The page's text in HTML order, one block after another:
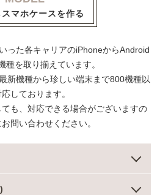
マホケースを作る
った各キャリアのiPhoneからAndroid
種を取り揃えています。
新機種から珍しい端末まで800機種以
しております。
も、対応できる場合がございますの
問い合わせください。